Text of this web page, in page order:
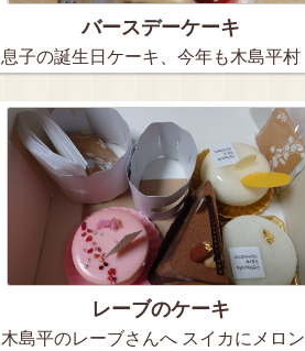
バースデーケーキ
息子の誕生日ケーキ、今年も木島平村
レーブのケーキ
木島平のレーブさんへ スイカにメロン